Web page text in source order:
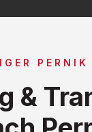
PERNIK
&